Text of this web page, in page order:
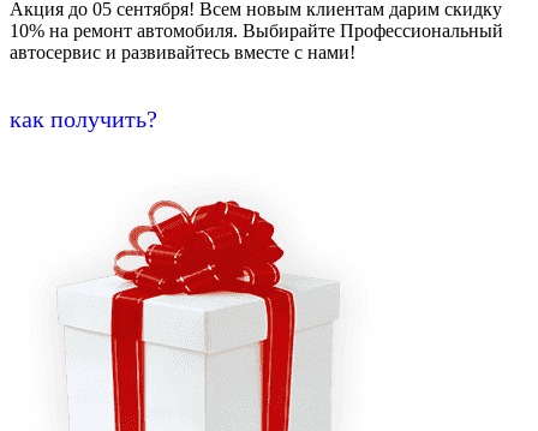
Акция до 05 сентября! Всем новым клиентам дарим скидку
10% на ремонт автомобиля. Выбирайте Профессиональный
автосервис и развивайтесь вместе с нами!
как получить?